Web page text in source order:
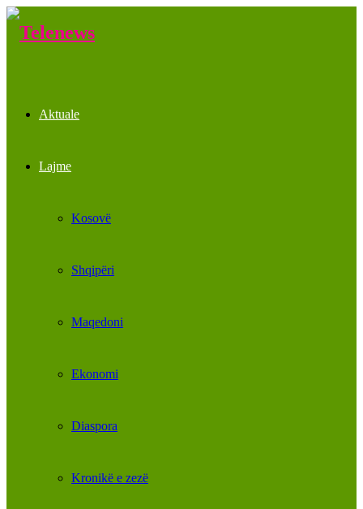
Aktuale
Lajme
Kosovë
Shqipëri
Maqedoni
Ekonomi
Diaspora
Kronikë e zezë